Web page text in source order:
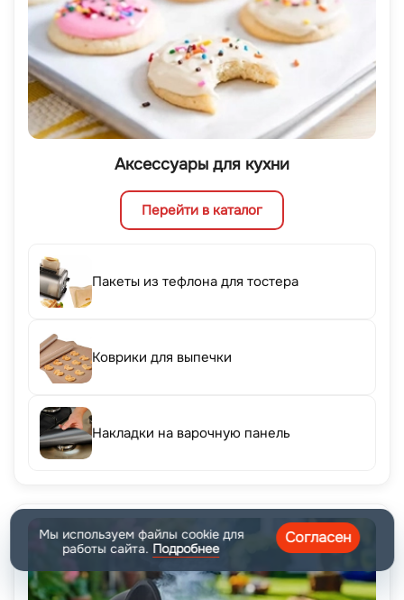
Аксессуары для кухни
Перейти в каталог
Пакеты из тефлона для тостера
Коврики для выпечки
Накладки на варочную панель
Мы используем файлы cookie для
работы сайта. Подробнее
Согласен